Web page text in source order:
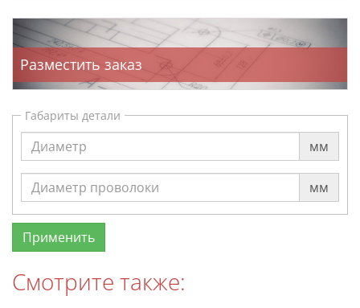
Разместить заказ
Габариты детали
мм
мм
Смотрите также: